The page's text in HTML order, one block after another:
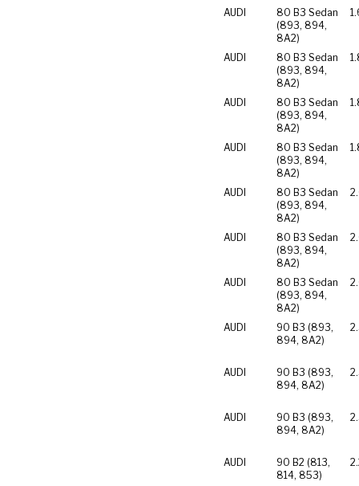
AUDI
80 B3 Sedan
(893, 894,
8A2)
AUDI
80 B3 Sedan
(893, 894,
8A2)
AUDI
80 B3 Sedan
(893, 894,
8A2)
AUDI
80 B3 Sedan
(893, 894,
8A2)
AUDI
80 B3 Sedan
(893, 894,
8A2)
AUDI
80 B3 Sedan
(893, 894,
8A2)
AUDI
80 B3 Sedan
(893, 894,
8A2)
AUDI
90 B3 (893,
894, 8A2)
AUDI
90 B3 (893,
894, 8A2)
AUDI
90 B3 (893,
894, 8A2)
AUDI
90 B2 (813,
814, 853)